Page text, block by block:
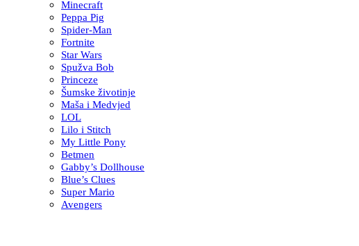
Minecraft
Peppa Pig
Spider-Man
Fortnite
Star Wars
Spužva Bob
Princeze
Šumske životinje
Maša i Medvjed
LOL
Lilo i Stitch
My Little Pony
Betmen
Gabby’s Dollhouse
Blue’s Clues
Super Mario
Avengers